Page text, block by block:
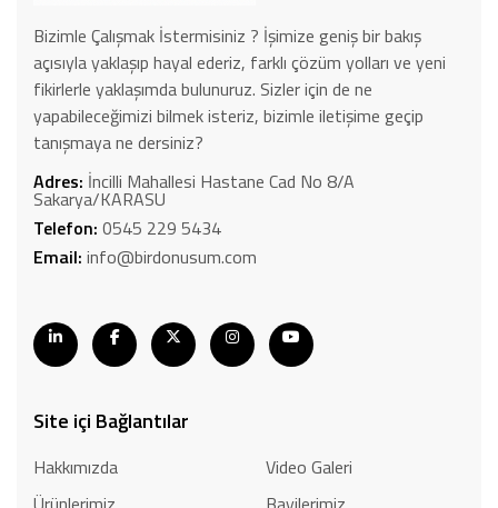
Bizimle Çalışmak İstermisiniz ? İşimize geniş bir bakış
açısıyla yaklaşıp hayal ederiz, farklı çözüm yolları ve yeni
fikirlerle yaklaşımda bulunuruz. Sizler için de ne
yapabileceğimizi bilmek isteriz, bizimle iletişime geçip
tanışmaya ne dersiniz?
Adres: İncilli Mahallesi Hastane Cad No 8/A
Sakarya/KARASU
Telefon: 0545 229 5434
Email: info@birdonusum.com
Site içi Bağlantılar
Hakkımızda
Video Galeri